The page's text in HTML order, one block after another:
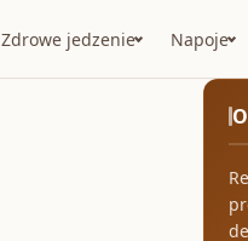
Zdrowe jedzenie Napoje